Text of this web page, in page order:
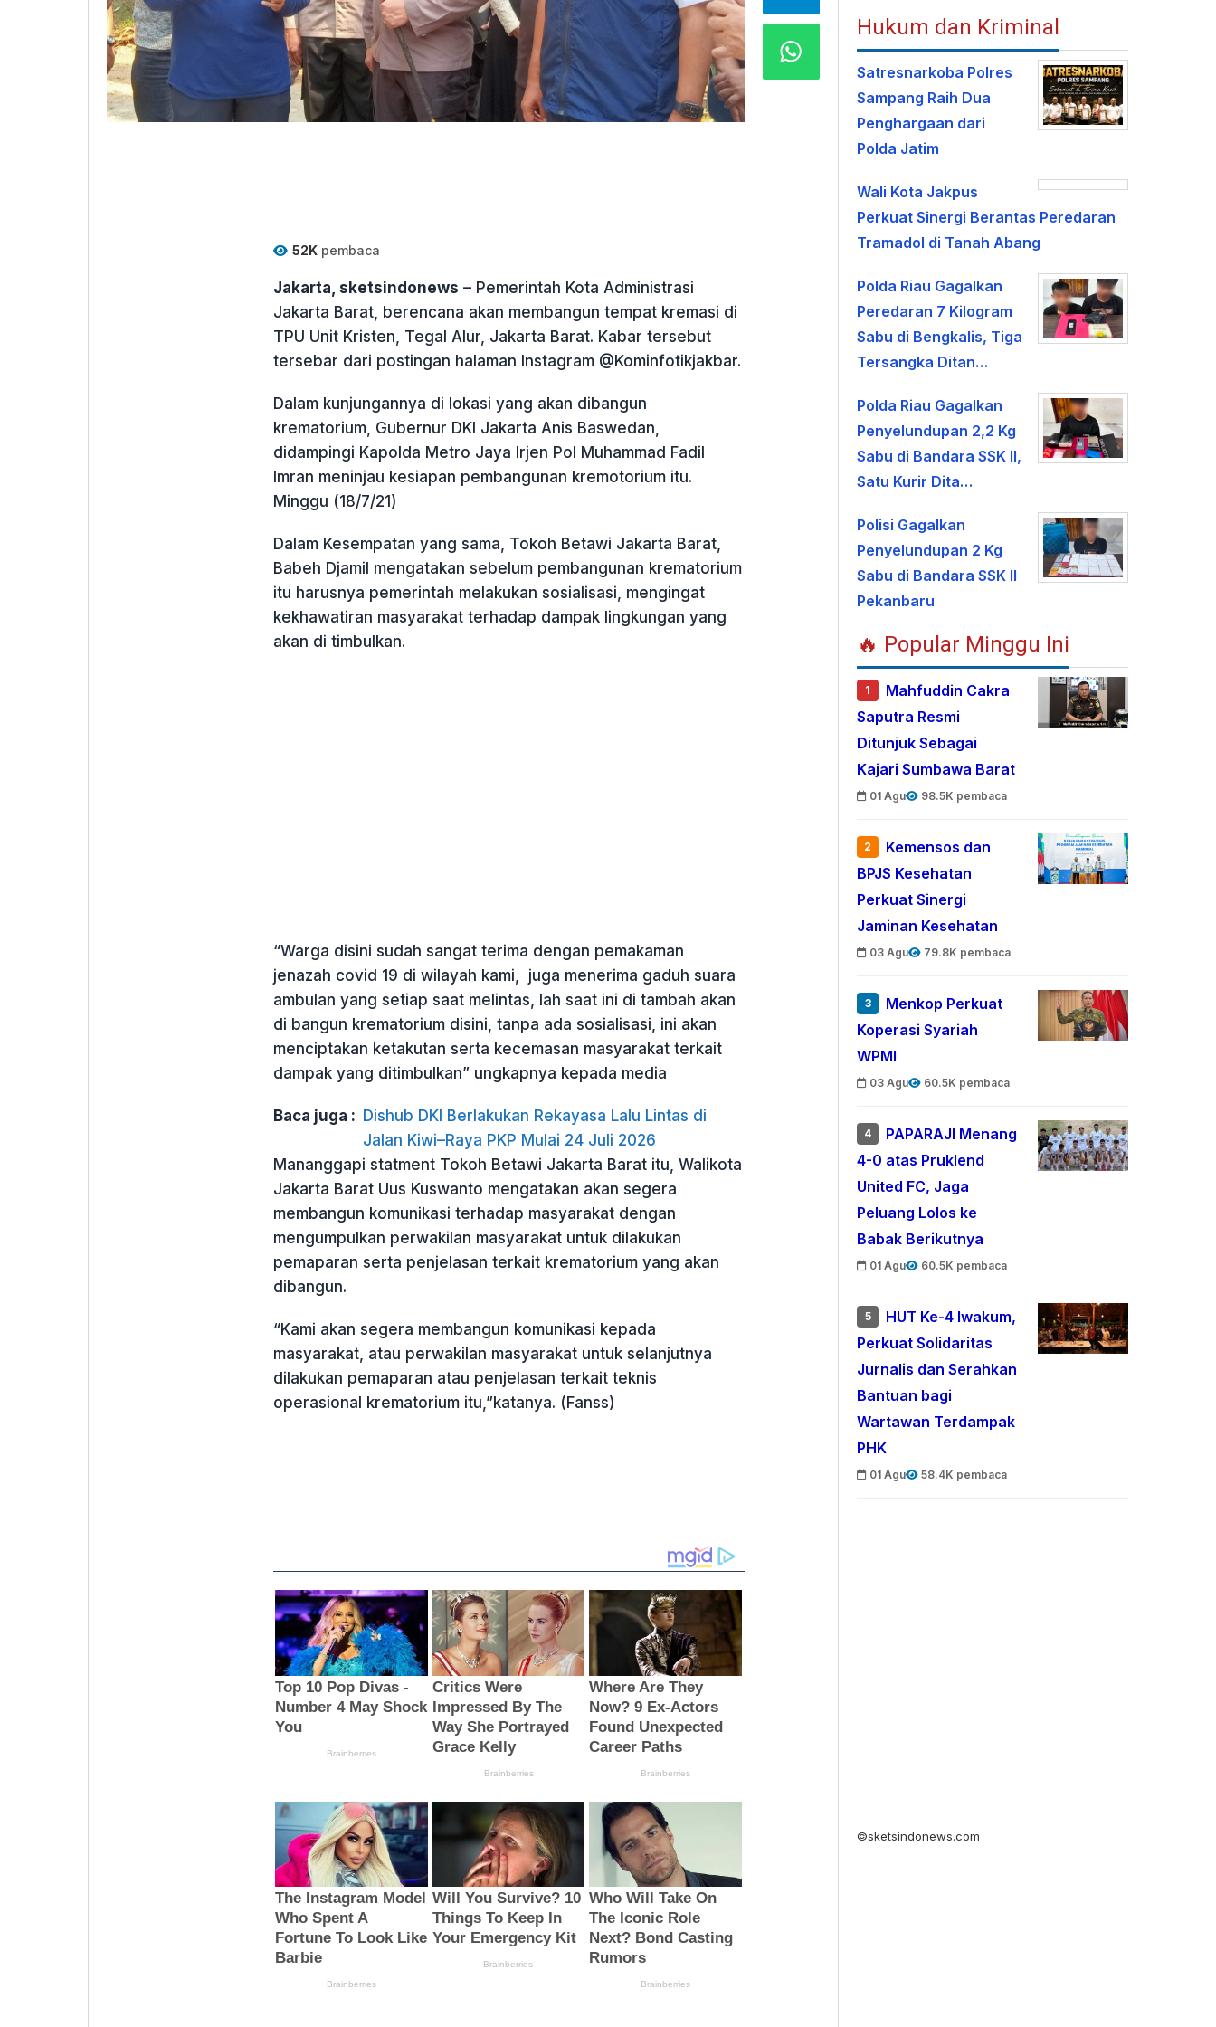
52Kpembaca
Jakarta, sketsindonews – Pemerintah Kota Administrasi
Jakarta Barat, berencana akan membangun tempat kremasi di
TPU Unit Kristen, Tegal Alur, Jakarta Barat. Kabar tersebut
tersebar dari postingan halaman Instagram @Kominfotikjakbar.
Dalam kunjungannya di lokasi yang akan dibangun
krematorium, Gubernur DKI Jakarta Anis Baswedan,
didampingi Kapolda Metro Jaya Irjen Pol Muhammad Fadil
Imran meninjau kesiapan pembangunan kremotorium itu.
Minggu (18/7/21)
Dalam Kesempatan yang sama, Tokoh Betawi Jakarta Barat,
Babeh Djamil mengatakan sebelum pembangunan krematorium
itu harusnya pemerintah melakukan sosialisasi, mengingat
kekhawatiran masyarakat terhadap dampak lingkungan yang
akan di timbulkan.
“Warga disini sudah sangat terima dengan pemakaman
jenazah covid 19 di wilayah kami, juga menerima gaduh suara
ambulan yang setiap saat melintas, lah saat ini di tambah akan
di bangun krematorium disini, tanpa ada sosialisasi, ini akan
menciptakan ketakutan serta kecemasan masyarakat terkait
dampak yang ditimbulkan” ungkapnya kepada media
Baca juga : Dishub DKI Berlakukan Rekayasa Lalu Lintas di
Jalan Kiwi–Raya PKP Mulai 24 Juli 2026
Mananggapi statment Tokoh Betawi Jakarta Barat itu, Walikota
Jakarta Barat Uus Kuswanto mengatakan akan segera
membangun komunikasi terhadap masyarakat dengan
mengumpulkan perwakilan masyarakat untuk dilakukan
pemaparan serta penjelasan terkait krematorium yang akan
dibangun.
“Kami akan segera membangun komunikasi kepada
masyarakat, atau perwakilan masyarakat untuk selanjutnya
dilakukan pemaparan atau penjelasan terkait teknis
operasional krematorium itu,”katanya. (Fanss)
Hukum dan Kriminal
Satresnarkoba Polres
Sampang Raih Dua
Penghargaan dari
Polda Jatim
Wali Kota Jakpus
Perkuat Sinergi Berantas Peredaran
Tramadol di Tanah Abang
Polda Riau Gagalkan
Peredaran 7 Kilogram
Sabu di Bengkalis, Tiga
Tersangka Ditan…
Polda Riau Gagalkan
Penyelundupan 2,2 Kg
Sabu di Bandara SSK II,
Satu Kurir Dita…
Polisi Gagalkan
Penyelundupan 2 Kg
Sabu di Bandara SSK II
Pekanbaru
🔥 Popular Minggu Ini
1
Mahfuddin Cakra
Saputra Resmi
Ditunjuk Sebagai
Kajari Sumbawa Barat
01 Agu 98.5K pembaca
2
Kemensos dan
BPJS Kesehatan
Perkuat Sinergi
Jaminan Kesehatan
03 Agu 79.8K pembaca
3
Menkop Perkuat
Koperasi Syariah
WPMI
03 Agu 60.5K pembaca
4
PAPARAJI Menang
4-0 atas Pruklend
United FC, Jaga
Peluang Lolos ke
Babak Berikutnya
01 Agu 60.5K pembaca
5
HUT Ke-4 Iwakum,
Perkuat Solidaritas
Jurnalis dan Serahkan
Bantuan bagi
Wartawan Terdampak
PHK
01 Agu 58.4K pembaca
©sketsindonews.com